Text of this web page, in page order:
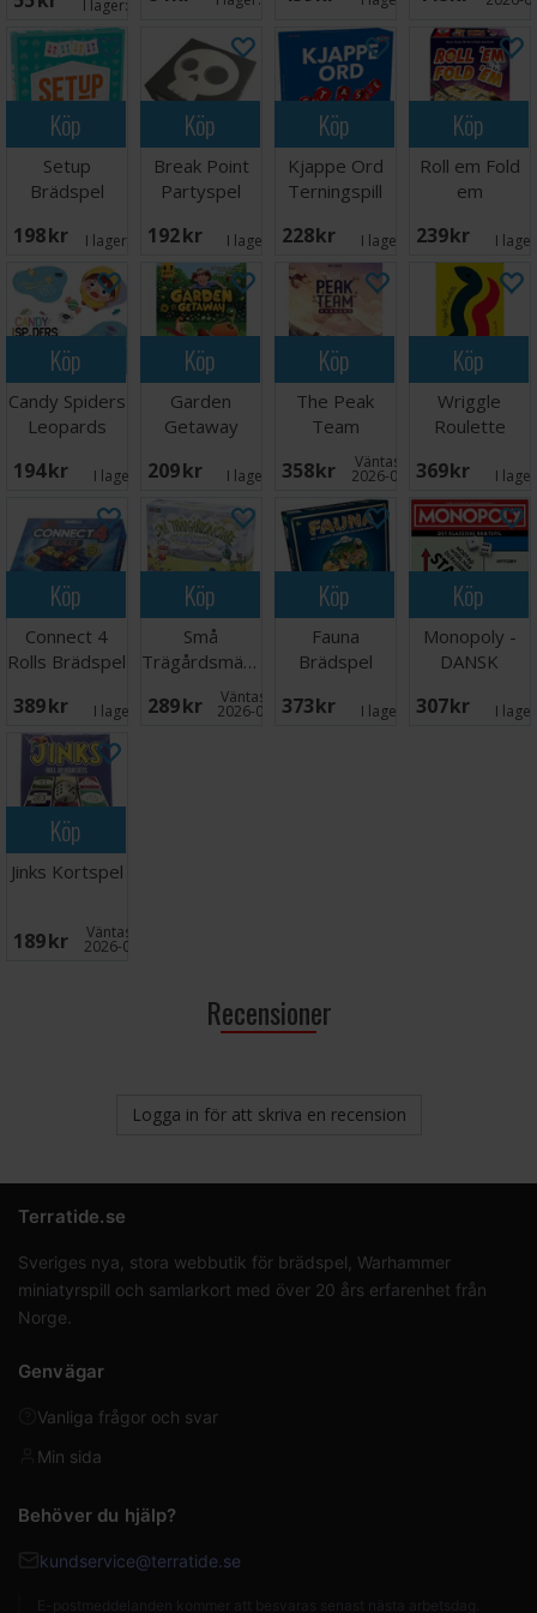
I lager:
Köp
Setup
Brädspel
198 SEK I lager: 20+
Köp
Break Point
Partyspel
192 SEK I lager: 4
Köp
Kjappe Ord
Terningspill
228 SEK I lager: 4
Köp
Roll em Fold
em
239 SEK I
Köp
Candy Spiders
Leopards
194 SEK I lager: 1
Köp
Garden
Getaway
209 SEK I lager: 2
Köp
The Peak
Team
Brädspel
358 SEK Väntas in:
2026-08-27
Köp
Wriggle
Roulette
369 SEK I
Köp
Connect 4
Rolls Brädspel
389 SEK I lager: 1
Köp
Små
Trägårdsmästare
Brädspel
289 SEK Väntas in:
2026-09-30
Köp
Fauna
Brädspel
373 SEK I lager: 3
Köp
Monopoly -
DANSK
307 SEK I
Köp
Jinks Kortspel
189 SEK Väntas in:
2026-08-11
Recensioner
Logga in för att skriva en recension
Terratide.se
Sveriges nya, stora webbutik för brädspel, Warhammer
miniatyrspill och samlarkort med över 20 års erfarenhet från
Norge.
Genvägar
Vanliga frågor och svar
Min sida
Behöver du hjälp?
kundservice@terratide.se